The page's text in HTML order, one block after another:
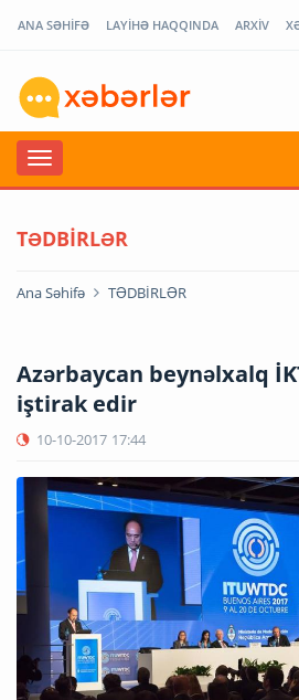
ANA SƏHİFƏ LAYİHƏ HAQQINDA ARXİV
TƏDBİRLƏR
Ana Səhifə TƏDBİRLƏR
Azərbaycan beynəlxalq
iştirak edir
10-10-2017 17:44